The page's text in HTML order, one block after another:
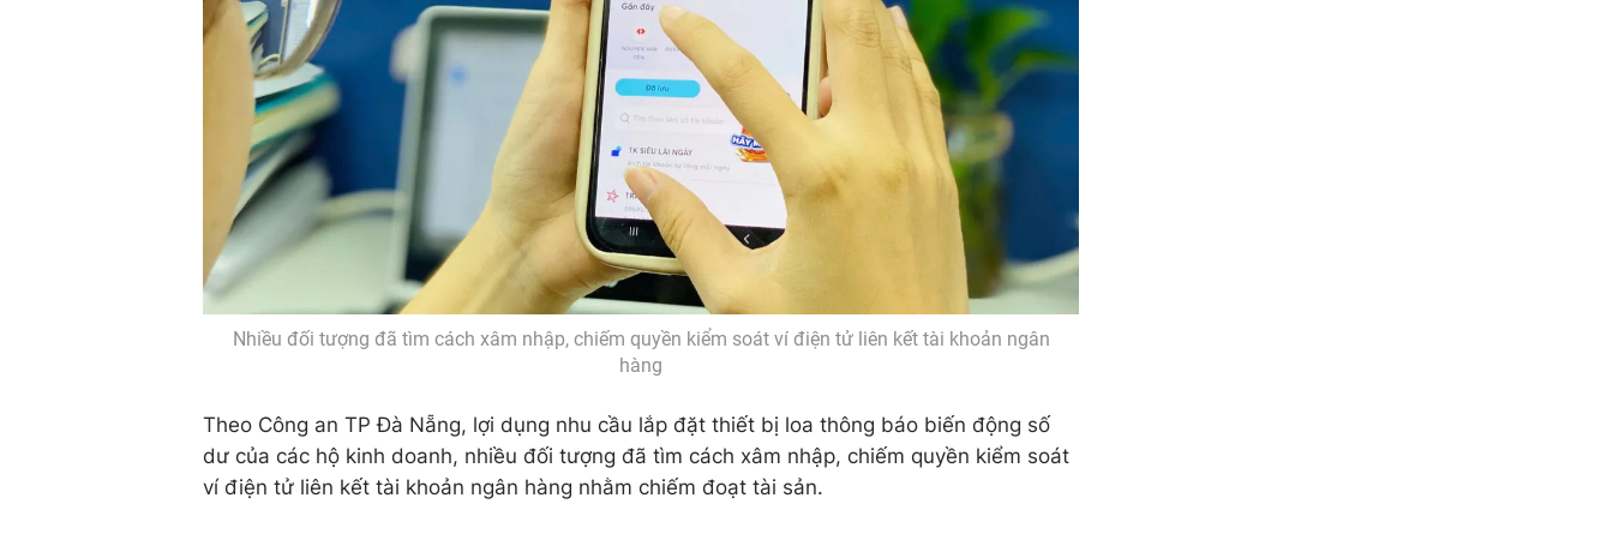
Nhiều đối tượng đã tìm cách xâm nhập, chiếm quyền kiểm soát ví điện tử liên kết tài khoản ngân
hàng
Theo Công an TP Đà Nẵng, lợi dụng nhu cầu lắp đặt thiết bị loa thông báo biến động số
dư của các hộ kinh doanh, nhiều đối tượng đã tìm cách xâm nhập, chiếm quyền kiểm soát
ví điện tử liên kết tài khoản ngân hàng nhằm chiếm đoạt tài sản.